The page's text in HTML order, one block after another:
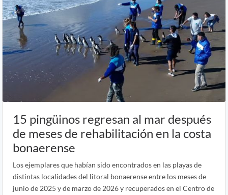
15 pingüinos regresan al mar después
de meses de rehabilitación en la costa
bonaerense
Los ejemplares que habían sido encontrados en las playas de
distintas localidades del litoral bonaerense entre los meses de
junio de 2025 y de marzo de 2026 y recuperados en el Centro de